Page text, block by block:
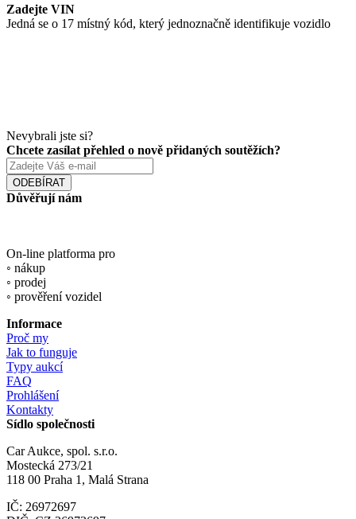
Zadejte VIN
Jedná se o 17 místný kód, který jednoznačně identifikuje vozidlo
Nevybrali jste si?
Chcete zasílat přehled o nově přidaných soutěžích?
ODEBÍRAT
Důvěřují nám
On-line platforma pro
◦ nákup
◦ prodej
◦ prověření vozidel
Informace
Proč my
Jak to funguje
Typy aukcí
FAQ
Prohlášení
Kontakty
Sídlo společnosti
Car Aukce, spol. s.r.o.
Mostecká 273/21
118 00 Praha 1, Malá Strana
IČ: 26972697